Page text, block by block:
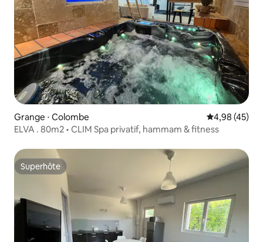
Grange ⋅ Colombe Évaluation
4,98 (45)
ELVA . 80m2 • CLIM Spa privatif, hammam & fitness
Superhôte
Superhôte